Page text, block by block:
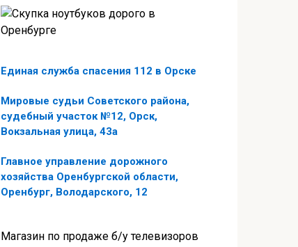
Единая служба спасения 112 в Орске
Мировые судьи Советского района,
судебный участок №12, Орск,
Вокзальная улица, 43а
Главное управление дорожного
хозяйства Оренбургской области,
Оренбург, Володарского, 12
Магазин по продаже б/у телевизоров